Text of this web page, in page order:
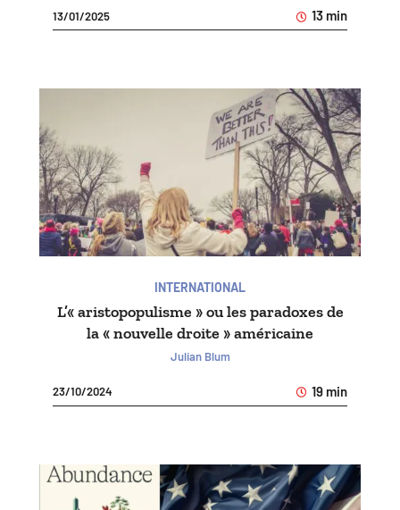
13/01/2025 13 min
INTERNATIONAL
L’« aristopopulisme » ou les paradoxes de
la « nouvelle droite » américaine
Julian Blum
23/10/2024 19 min